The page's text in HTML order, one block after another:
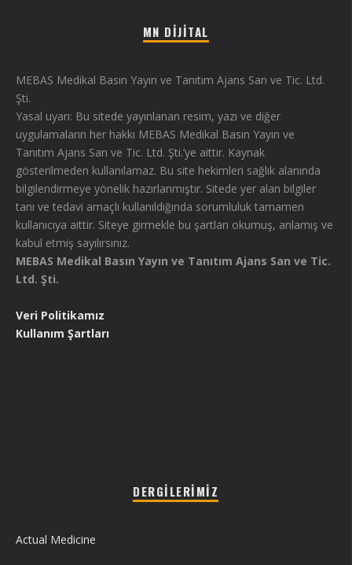
MN DIJITAL
MEBAS Medikal Basın Yayın ve Tanıtım Ajans San ve Tic. Ltd.
Şti.
Yasal uyarı: Bu sitede yayınlanan resim, yazı ve diğer
uygulamaların her hakkı MEBAS Medikal Basın Yayın ve
Tanıtım Ajans San ve Tic. Ltd. Şti.’ye aittir. Kaynak
gösterilmeden kullanılamaz. Bu site hekimleri sağlık alanında
bilgilendirmeye yönelik hazırlanmıştır. Sitede yer alan bilgiler
tanı ve tedavi amaçlı kullanıldığında sorumluluk tamamen
kullanıcıya aittir. Siteye girmekle bu şartları okumuş, anlamış ve
kabul etmiş sayılırsınız.
MEBAS Medikal Basın Yayın ve Tanıtım Ajans San ve Tic.
Ltd. Şti.
Veri Politikamız
Kullanım Şartları
DERGILERIMIZ
Actual Medicine